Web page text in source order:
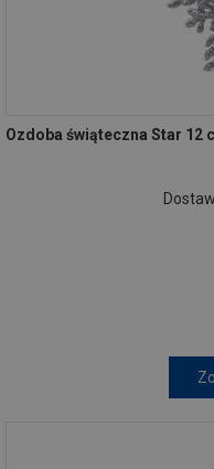
Ozdoba świąteczna Star 12